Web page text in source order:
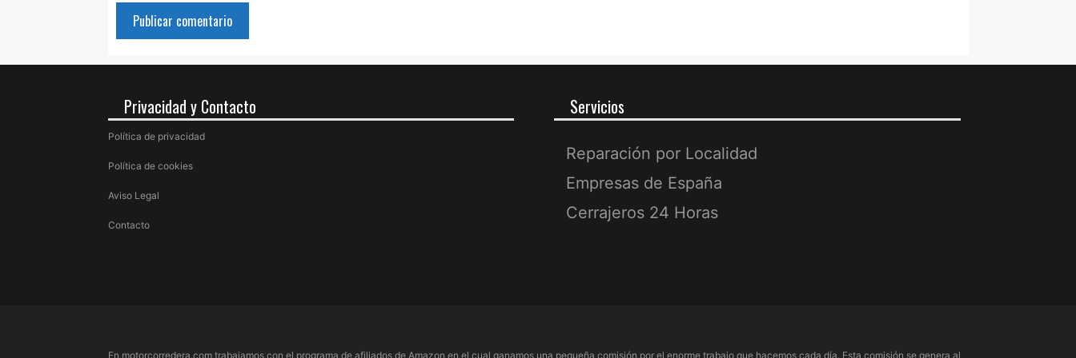
Privacidad y Contacto
Política de privacidad
Política de cookies
Aviso Legal
Contacto
Servicios
Reparación por Localidad
Empresas de España
Cerrajeros 24 Horas
En motorcorredera.com trabajamos con el programa de afiliados de Amazon en el cual ganamos una pequeña comisión por el enorme trabajo que hacemos cada día. Esta comisión se genera al